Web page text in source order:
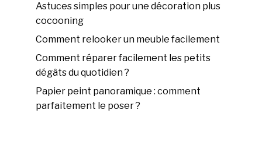
Astuces simples pour une décoration plus
cocooning
Comment relooker un meuble facilement
Comment réparer facilement les petits
dégâts du quotidien ?
Papier peint panoramique : comment
parfaitement le poser ?